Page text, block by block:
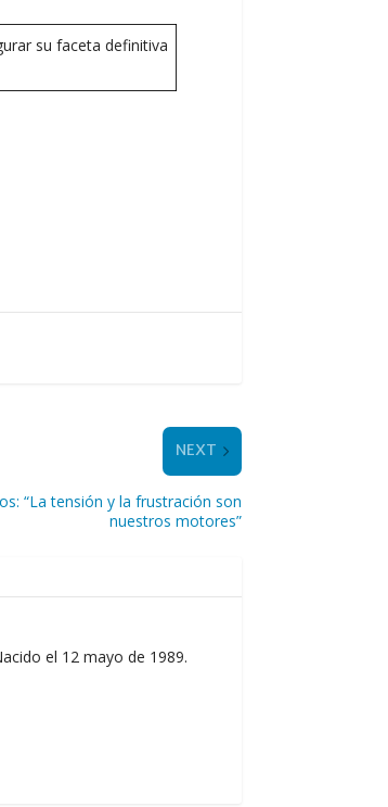
su faceta definitiva
NEXT
“La tensión y la frustración son
nuestros motores”
el 12 mayo de 1989.